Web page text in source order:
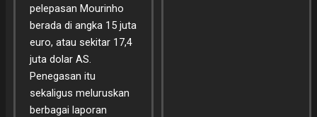
pelepasan Mourinho
berada di angka 15 juta
euro, atau sekitar 17,4
juta dolar AS.
Penegasan itu
sekaligus meluruskan
berbagai laporan